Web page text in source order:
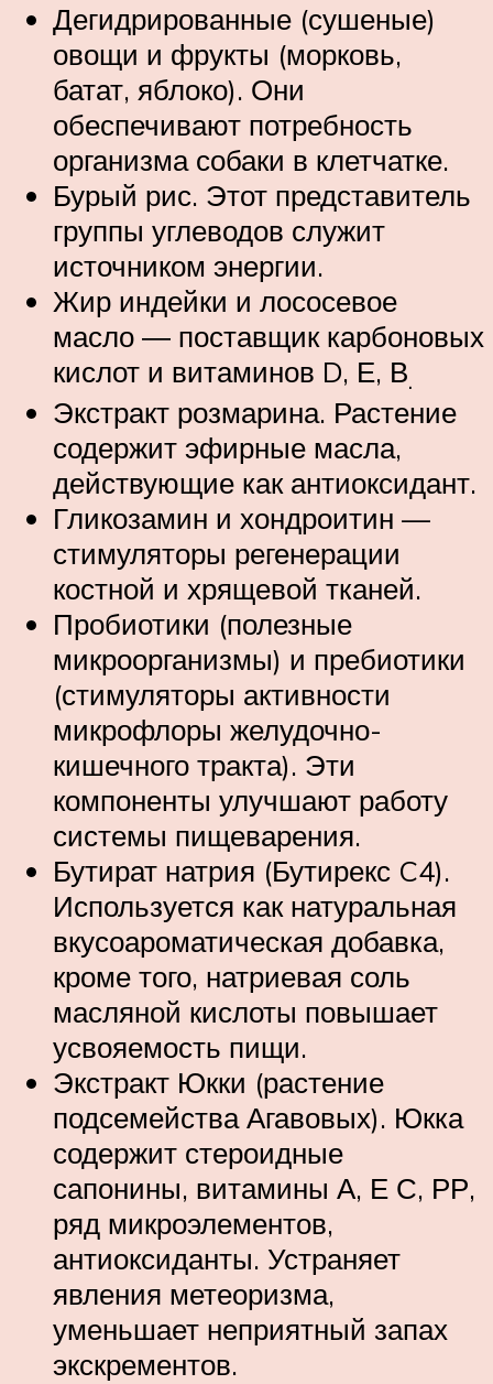
Дегидрированные (сушеные)
овощи и фрукты (морковь,
батат, яблоко). Они
обеспечивают потребность
организма собаки в клетчатке.
Бурый рис. Этот представитель
группы углеводов служит
источником энергии.
Жир индейки и лососевое
масло ― поставщик карбоновых
кислот и витаминов D, Е, В.
Экстракт розмарина. Растение
содержит эфирные масла,
действующие как антиоксидант.
Гликозамин и хондроитин —
стимуляторы регенерации
костной и хрящевой тканей.
Пробиотики (полезные
микроорганизмы) и пребиотики
(стимуляторы активности
микрофлоры желудочно-
кишечного тракта). Эти
компоненты улучшают работу
системы пищеварения.
Бутират натрия (Бутирекс C4).
Используется как натуральная
вкусоароматическая добавка,
кроме того, натриевая соль
масляной кислоты повышает
усвояемость пищи.
Экстракт Юкки (растение
подсемейства Агавовых). Юкка
содержит стероидные
сапонины, витамины А, Е С, РР,
ряд микроэлементов,
антиоксиданты. Устраняет
явления метеоризма,
уменьшает неприятный запах
экскрементов.